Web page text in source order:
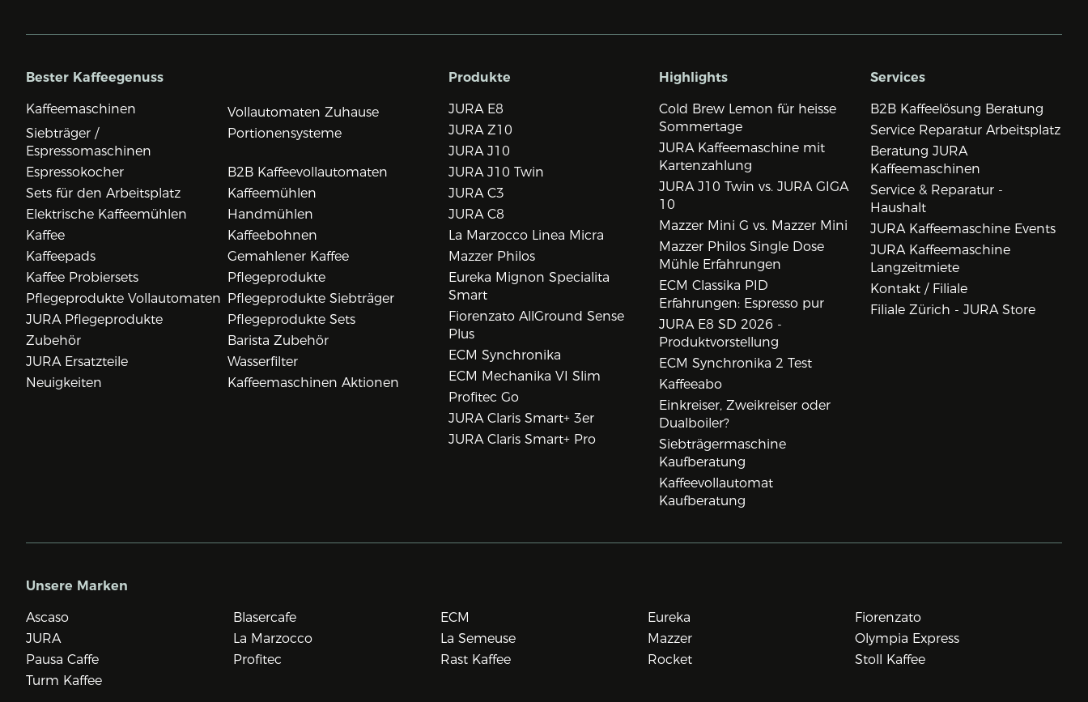
Bester Kaffeegenuss
Kaffeemaschinen
Vollautomaten Zuhause
Siebträger /
Espressomaschinen
Portionensysteme
Espressokocher
B2B Kaffeevollautomaten
Sets für den Arbeitsplatz
Kaffeemühlen
Elektrische Kaffeemühlen
Handmühlen
Kaffee
Kaffeebohnen
Kaffeepads
Gemahlener Kaffee
Kaffee Probiersets
Pflegeprodukte
Pflegeprodukte Vollautomaten Pflegeprodukte Siebträger
JURA Pflegeprodukte
Pflegeprodukte Sets
Zubehör
Barista Zubehör
JURA Ersatzteile
Wasserfilter
Neuigkeiten
Kaffeemaschinen Aktionen
Produkte
JURA E8
JURA Z10
JURA J10
JURA J10 Twin
JURA C3
JURA C8
La Marzocco Linea Micra
Mazzer Philos
Eureka Mignon Specialita
Smart
Fiorenzato AllGround Sense
Plus
ECM Synchronika
ECM Mechanika VI Slim
Profitec Go
JURA Claris Smart+ 3er
JURA Claris Smart+ Pro
Highlights
Cold Brew Lemon für heisse
Sommertage
JURA Kaffeemaschine mit
Kartenzahlung
JURA J10 Twin vs. JURA GIGA
10
Mazzer Mini G vs. Mazzer Mini
Mazzer Philos Single Dose
Mühle Erfahrungen
ECM Classika PID
Erfahrungen: Espresso pur
JURA E8 SD 2026 -
Produktvorstellung
ECM Synchronika 2 Test
Kaffeeabo
Einkreiser, Zweikreiser oder
Dualboiler?
Siebträgermaschine
Kaufberatung
Kaffeevollautomat
Kaufberatung
Services
B2B Kaffeelösung Beratung
Service Reparatur Arbeitsplatz
Beratung JURA
Kaffeemaschinen
Service & Reparatur -
Haushalt
JURA Kaffeemaschine Events
JURA Kaffeemaschine
Langzeitmiete
Kontakt / Filiale
Filiale Zürich - JURA Store
Unsere Marken
Ascaso Blasercafe ECM Eureka
Fiorenzato
JURA
La Marzocco La Semeuse Mazzer
Olympia Express
Pausa Caffe
Profitec Rast Kaffee Rocket
Stoll Kaffee
Turm Kaffee
Ihre Vorteile bei uns